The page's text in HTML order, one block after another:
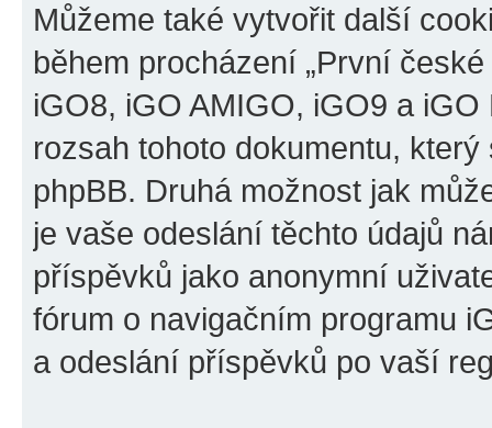
Můžeme také vytvořit další
během procházení „První
iGO8, iGO AMIGO, iGO9 a
rozsah tohoto dokumentu,
phpBB. Druhá možnost jak
je vaše odeslání těchto údajů
příspěvků jako anonymní
fórum o navigačním programu
a odeslání příspěvků po vaší